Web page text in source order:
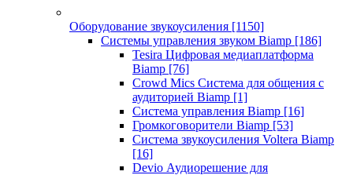
Оборудование звукоусиления [1150]
Системы управления звуком Biamp [186]
Tesira Цифровая медиаплатформа
Biamp [76]
Crowd Mics Система для общения с
аудиторией Biamp [1]
Система управления Biamp [16]
Громкоговорители Biamp [53]
Система звукоусиления Voltera Biamp
[16]
Devio Аудиорешение для